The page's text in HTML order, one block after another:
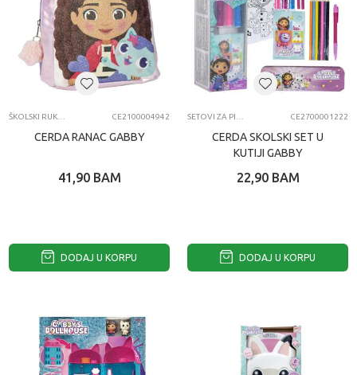
CE2100004942
CERDA RANAC GABBY
41,90 BAM
DODAJ U KORPU
CE2700001222
CERDA SKOLSKI SET U
KUTIJI GABBY
22,90 BAM
DODAJ U KORPU